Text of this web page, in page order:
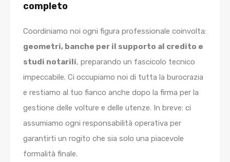
completo
Coordiniamo noi ogni figura professionale coinvolta:
geometri, banche per il supporto al credito e
studi notarili, preparando un fascicolo tecnico
impeccabile. Ci occupiamo noi di tutta la burocrazia
e restiamo al tuo fianco anche dopo la firma per la
gestione delle volture e delle utenze. In breve: ci
assumiamo ogni responsabilità operativa per
garantirti un rogito che sia solo una piacevole
formalità finale.